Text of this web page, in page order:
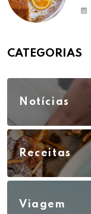
CATEGORIAS
Notícias
Receitas
Viagem